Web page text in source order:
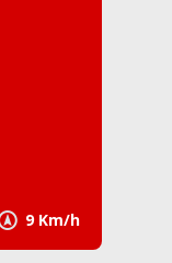
9 Km/h